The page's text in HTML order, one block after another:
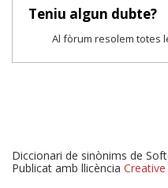
Teniu algun dubte?
Al fòrum resolem totes
Diccionari de sinònims de
Publicat amb llicència